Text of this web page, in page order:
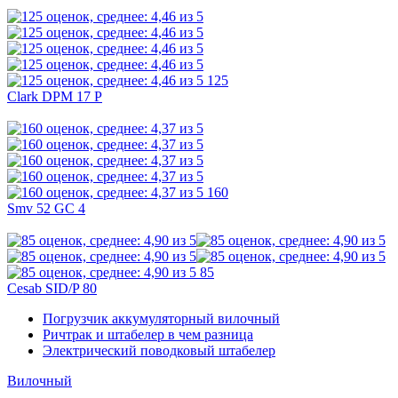
125
Clark DPM 17 P
160
Smv 52 GC 4
85
Cesab SID/P 80
Погрузчик аккумуляторный вилочный
Ричтрак и штабелер в чем разница
Электрический поводковый штабелер
Вилочный